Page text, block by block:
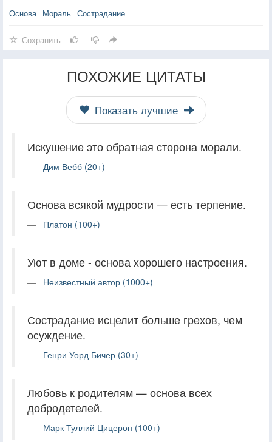
Основа Мораль Сострадание
Сохранить
ПОХОЖИЕ ЦИТАТЫ
Показать лучшие
Искушение это обратная сторона морали.
Дим Вебб (20+)
Основа всякой мудрости — есть терпение.
Платон (100+)
Уют в доме - основа хорошего настроения.
Неизвестный автор (1000+)
Сострадание исцелит больше грехов, чем
осуждение.
Генри Уорд Бичер (30+)
Любовь к родителям — основа всех
добродетелей.
Марк Туллий Цицерон (100+)